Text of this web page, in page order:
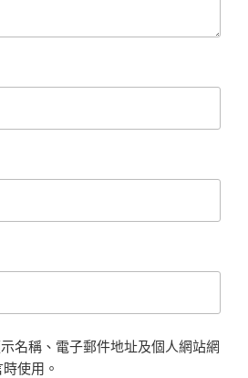
名稱、電子郵件地址及個人網站網
使用。